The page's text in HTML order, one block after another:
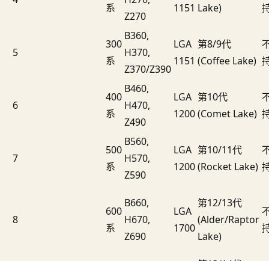
系
Z270
1151 Lake)
5
300
系
B360,
H370,
Z370/Z390
LGA
1151
第8/9代
(Coffee Lake)
6
400
系
B460,
H470,
Z490
LGA
1200
第10代
(Comet Lake)
7
500
系
B560,
H570,
Z590
LGA
1200
第10/11代
(Rocket Lake)
8
600
系
B660,
H670,
Z690
LGA
1700
第12/13代
(Alder/Raptor
Lake)